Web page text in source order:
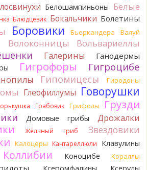
булавоногая могла бы вырасти...
Вот как раз зонтика пестрого там
мы ждём ваших подтверждений
фото не один и тот же гриб. Они
просто разные экземпляры. Но
это с вашим участием.
разнести по разным вопросам!
польский!
дайте уточнение насчёт изменения
Белошампиньоны Белые
Блюдцевик Бокальчики Болетины
Боровики Бьеркандера Валуй
Волоконницы Вольвариеллы
Галерины Ганодермы
Гигрофоры Гигроцибе
Гипомицесы Гиродоны
Глеофиллумы Говорушки
Грабовик Грифолы Грузди
Домовые грибы Дрожалки
Жёлчный гриб Звездовики
Калоцеры Кантареллюли
Клавулины
Коллибии Коноцибе Кораллы